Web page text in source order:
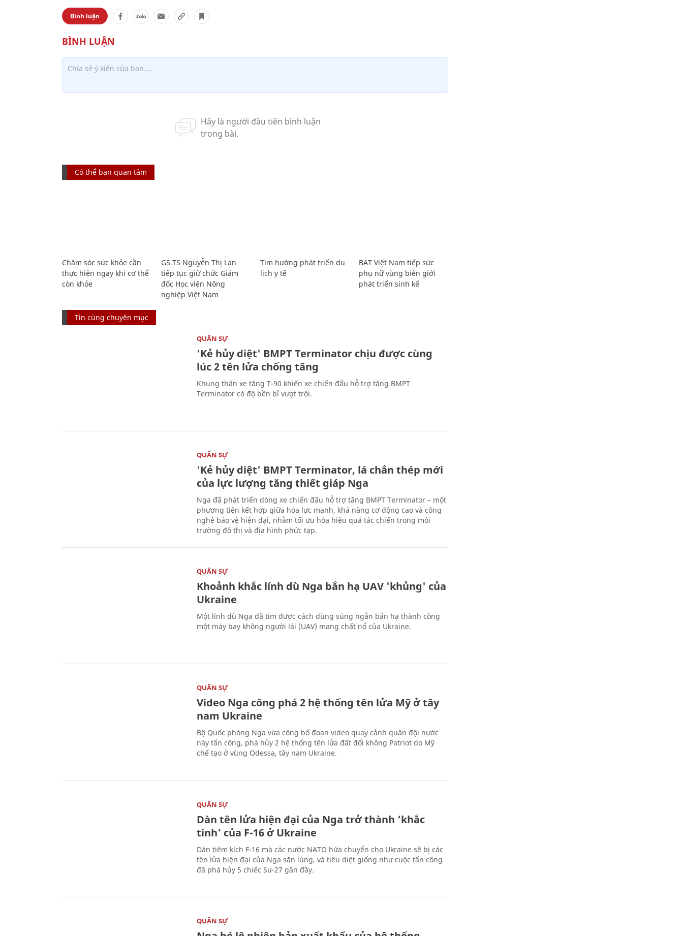
Bình luận
Có thể bạn quan tâm
Chăm sóc sức khỏe cần
thực hiện ngay khi cơ thể
còn khỏe
GS.TS Nguyễn Thị Lan
tiếp tục giữ chức Giám
đốc Học viện Nông
nghiệp Việt Nam
Tìm hướng phát triển du
lịch y tế
BAT Việt Nam tiếp sức
phụ nữ vùng biên giới
phát triển sinh kế
Tin cùng chuyên mục
QUÂN SỰ
'Kẻ hủy diệt' BMPT Terminator chịu được cùng
lúc 2 tên lửa chống tăng
Khung thân xe tăng T-90 khiến xe chiến đấu hỗ trợ tăng BMPT
Terminator có độ bền bỉ vượt trội.
QUÂN SỰ
'Kẻ hủy diệt' BMPT Terminator, lá chắn thép mới
của lực lượng tăng thiết giáp Nga
Nga đã phát triển dòng xe chiến đấu hỗ trợ tăng BMPT Terminator – một
phương tiện kết hợp giữa hỏa lực mạnh, khả năng cơ động cao và công
nghệ bảo vệ hiện đại, nhằm tối ưu hóa hiệu quả tác chiến trong môi
trường đô thị và địa hình phức tạp.
QUÂN SỰ
Khoảnh khắc lính dù Nga bắn hạ UAV 'khủng' của
Ukraine
Một lính dù Nga đã tìm được cách dùng súng ngắn bắn hạ thành công
một máy bay không người lái (UAV) mang chất nổ của Ukraine.
QUÂN SỰ
Video Nga công phá 2 hệ thống tên lửa Mỹ ở tây
nam Ukraine
Bộ Quốc phòng Nga vừa công bố đoạn video quay cảnh quân đội nước
này tấn công, phá hủy 2 hệ thống tên lửa đất đối không Patriot do Mỹ
chế tạo ở vùng Odessa, tây nam Ukraine.
QUÂN SỰ
Dàn tên lửa hiện đại của Nga trở thành ‘khắc
tinh’ của F-16 ở Ukraine
Dàn tiêm kích F-16 mà các nước NATO hứa chuyển cho Ukraine sẽ bị các
tên lửa hiện đại của Nga săn lùng, và tiêu diệt giống như cuộc tấn công
đã phá hủy 5 chiếc Su-27 gần đây.
QUÂN SỰ